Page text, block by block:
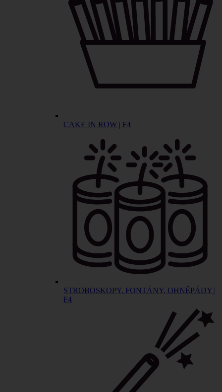
CAKE IN ROW | F4
STROBOSKOPY, FONTÁNY, OHNĚPÁDY |
F4